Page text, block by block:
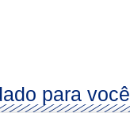
para você